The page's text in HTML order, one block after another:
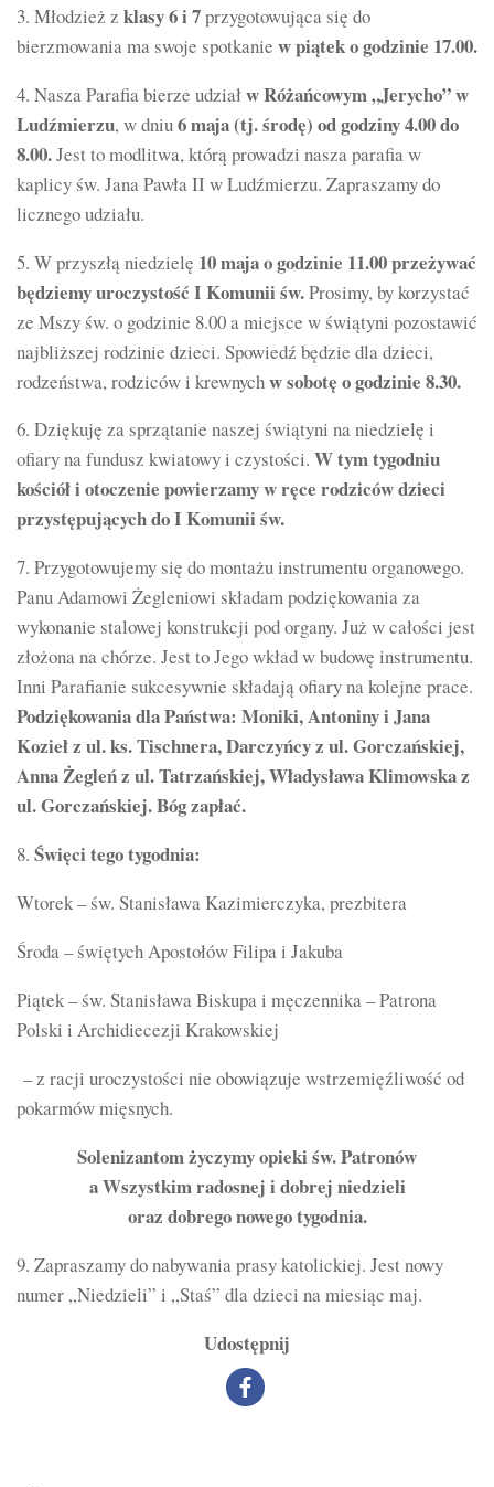
3. Młodzież z klasy 6 i 7przygotowująca się do
bierzmowania ma swoje spotkanie w piątek o godzinie 17.00.
4. Nasza Parafia bierze udziałw Różańcowym „Jerycho” w
Ludźmierzu, w dniu6 maja (tj. środę) od godziny 4.00 do
8.00.Jest to modlitwa, którą prowadzi nasza parafia w
kaplicy św. Jana Pawła II w Ludźmierzu. Zapraszamy do
licznego udziału.
5. W przyszłą niedzielę 10 maja o godzinie 11.00 przeżywać
będziemy uroczystość I Komunii św.Prosimy, by korzystać
ze Mszy św. o godzinie 8.00 a miejsce w świątyni pozostawić
najbliższej rodzinie dzieci. Spowiedź będzie dla dzieci,
rodzeństwa, rodziców i krewnychw sobotę o godzinie 8.30.
6. Dziękuję za sprzątanie naszej świątyni na niedzielę i
ofiary na fundusz kwiatowy i czystości. W tym tygodniu
kościół i otoczenie powierzamy w ręce rodziców dzieci
przystępujących do I Komunii św.
7. Przygotowujemy się do montażu instrumentu organowego.
Panu Adamowi Żegleniowi składam podziękowania za
wykonanie stalowej konstrukcji pod organy. Już w całości jest
złożona na chórze. Jest to Jego wkład w budowę instrumentu.
Inni Parafianie sukcesywnie składają ofiary na kolejne prace.
Podziękowania dla Państwa: Moniki, Antoniny i Jana
Kozieł z ul. ks. Tischnera, Darczyńcy z ul. Gorczańskiej,
Anna Żegleń z ul. Tatrzańskiej, Władysława Klimowska z
ul. Gorczańskiej. Bóg zapłać.
8. Święci tego tygodnia:
Wtorek – św. Stanisława Kazimierczyka, prezbitera
Środa – świętych Apostołów Filipa i Jakuba
Piątek – św. Stanisława Biskupa i męczennika – Patrona
Polski i Archidiecezji Krakowskiej
– z racji uroczystości nie obowiązuje wstrzemięźliwość od
pokarmów mięsnych.
Solenizantom życzymy opieki św. Patronów
a Wszystkim radosnej i dobrej niedzieli
oraz dobrego nowego tygodnia.
9. Zapraszamy do nabywania prasy katolickiej. Jest nowy
numer „Niedzieli” i „Staś” dla dzieci na miesiąc maj.
Udostępnij